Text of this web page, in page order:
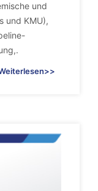
und
und KMU),